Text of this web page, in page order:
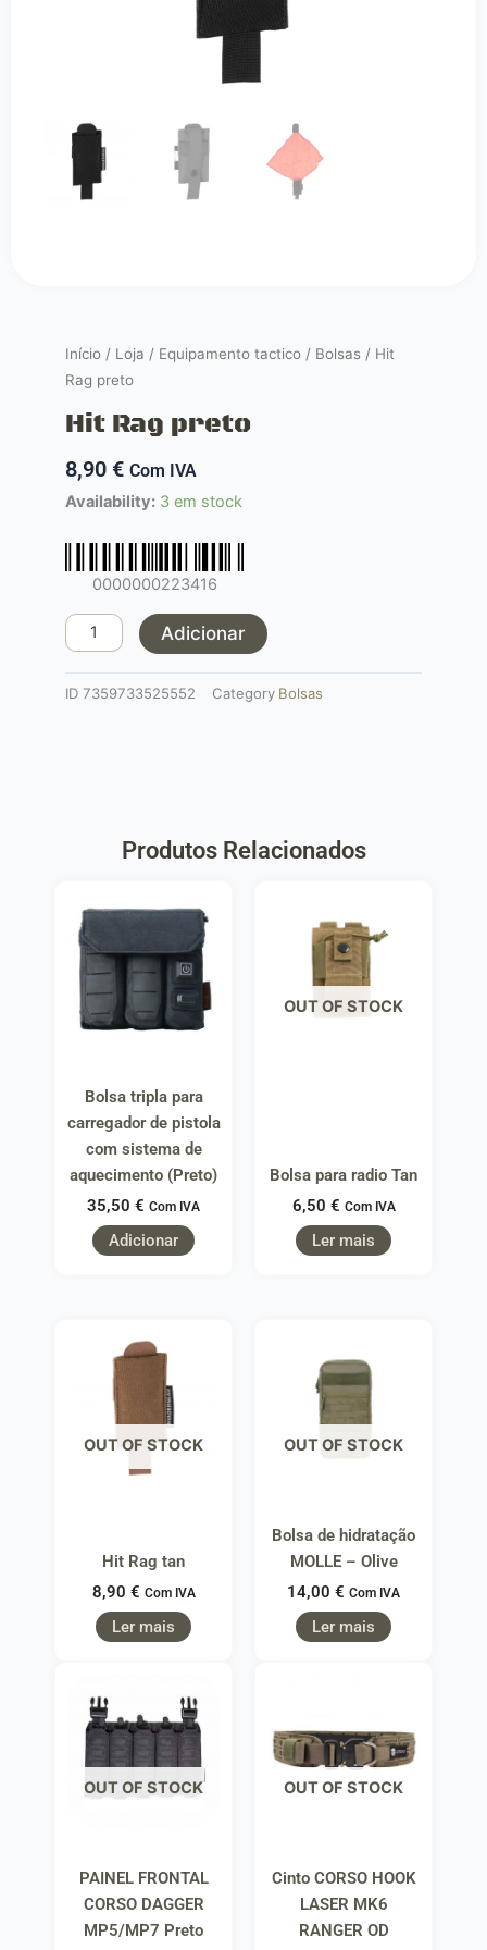
Início / Loja / Equipamento tactico / Bolsas / Hit
Rag preto
Hit Rag preto
8,90 € Com IVA
Availability: 3 em stock
0000000223416
Quantidade
Adicionar
ID 7359733525552 Category Bolsas
Produtos Relacionados
Bolsa tripla para
carregador de pistola
com sistema de
aquecimento (Preto)
35,50 € Com IVA
Adicionar
OUT OF STOCK
Bolsa para radio Tan
6,50 € Com IVA
Ler mais
OUT OF STOCK
Hit Rag tan
8,90 € Com IVA
Ler mais
OUT OF STOCK
Bolsa de hidratação
MOLLE – Olive
14,00 € Com IVA
Ler mais
OUT OF STOCK
PAINEL FRONTAL
CORSO DAGGER
MP5/MP7 Preto
OUT OF STOCK
Cinto CORSO HOOK
LASER MK6
RANGER OD